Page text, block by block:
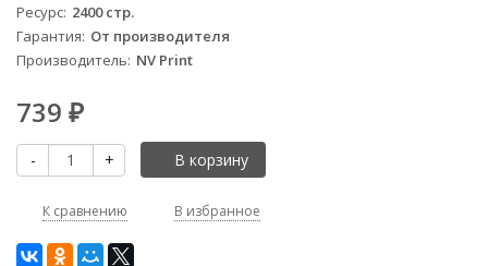
Ресурс 2400 стр.
Гарантия От производителя
Производитель NV Print
739 ₽
- + В корзину
К сравнению В избранное